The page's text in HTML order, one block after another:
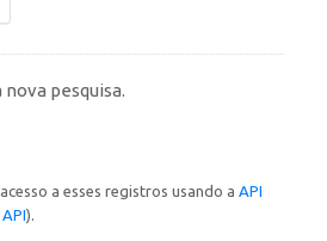
pesquisa.
a esses registros usando a API
).